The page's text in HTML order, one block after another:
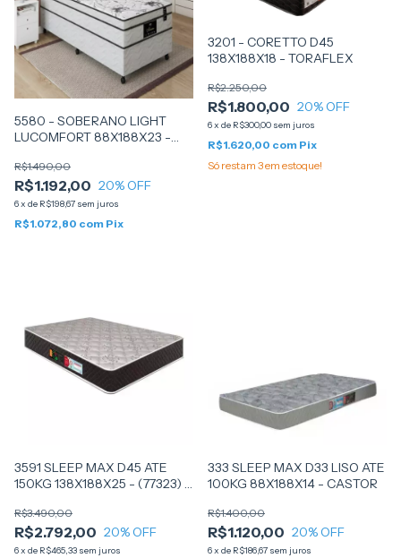
5580 - SOBERANO LIGHT
LUCOMFORT 88X188X23 -
R$1.192,00
R$1.490,00
20% OFF
6x de R$198,67 sem juros
R$1.072,80 com Pix
3201 - CORETTO D45
138X188X18 - TORAFLEX
R$1.800,00
R$2.250,00
20% OFF
6x de R$300,00 sem juros
R$1.620,00 com Pix
Só restam 3em estoque!
3591 SLEEP MAX D45 ATE
150KG 138X188X25 - (77323) -
R$2.792,00
R$3.490,00
20% OFF
6x de R$465,33 sem juros
333 SLEEP MAX D33 LISO ATE
100KG 88X188X14 - CASTOR
R$1.120,00
R$1.400,00
20% OFF
6x de R$186,67 sem juros